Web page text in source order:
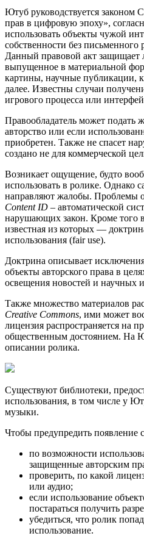
Ютуб руководствуется
прав в цифровую эпоху»,
использовать объекты чужой
собственности без письменного
Данный правовой акт защищает
выпущенное в материальной
картины, научные публикации,
далее. Известны случаи
игрового процесса или
Правообладатель может подать
авторство или если
приобретен. Также не спасет
создано не для коммерческой
Возникает ощущение, будто
использовать в ролике. Однако
направляют жалобы. Проблемы
Content ID – автоматической
нарушающих закон. Кроме того в
известная из которых —
использования (fair use).
Доктрина описывает
объекты авторского права в
освещения новостей и научных
Также множество материалов
Creative Commons, ими может
лицензия распространяется на
общественным достоянием. На
описании ролика.
Существуют библиотеки,
использования, в том числе у
музыки.
Чтобы предупредить появление
по возможности
защищенные авторским
проверить, по какой
или аудио;
если использование
постараться получить
убедиться, что ролик
использование.